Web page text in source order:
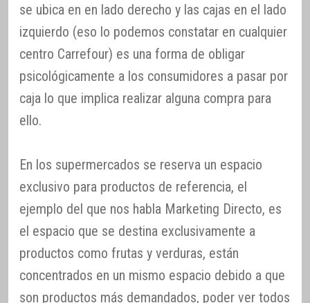
se ubica en en lado derecho y las cajas en el lado
izquierdo (eso lo podemos constatar en cualquier
centro Carrefour) es una forma de obligar
psicológicamente a los consumidores a pasar por
caja lo que implica realizar alguna compra para
ello.
En los supermercados se reserva un espacio
exclusivo para productos de referencia, el
ejemplo del que nos habla Marketing Directo, es
el espacio que se destina exclusivamente a
productos como frutas y verduras, están
concentrados en un mismo espacio debido a que
son productos más demandados, poder ver todos